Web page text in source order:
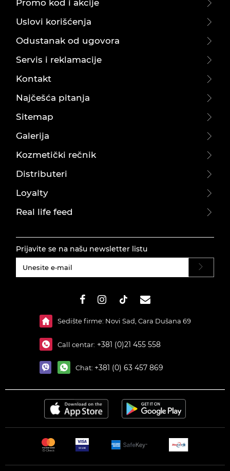
Promo kod i akcije
Uslovi korišćenja
Odustanak od ugovora
Servis i reklamacije
Kontakt
Najčešća pitanja
Sitemap
Galerija
Kozmetički rečnik
Distributeri
Loyalty
Real life feed
Prijavite se na našu newsletter listu
Sedište firme: Novi Sad, Cara Dušana 69
Call centar: +381 (0)21 455 558
Chat: +381 (0) 63 457 869